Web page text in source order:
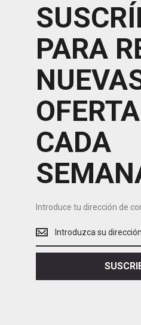
PARA
CADA
Introduce tu dirección de
tu
dirección